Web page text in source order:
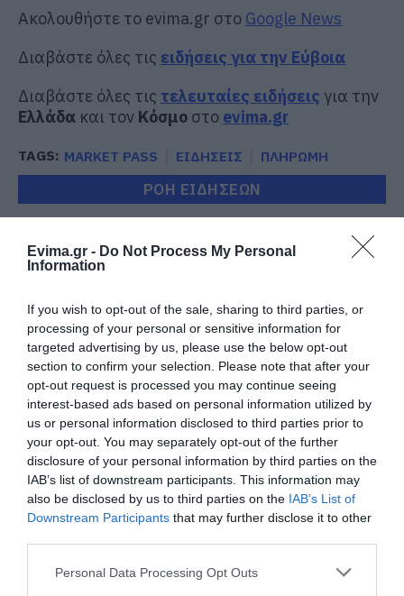
Evima.gr - Do Not Process My Personal
Information
If you wish to opt-out of the sale, sharing to third parties, or
processing of your personal or sensitive information for
targeted advertising by us, please use the below opt-out
section to confirm your selection. Please note that after your
opt-out request is processed you may continue seeing
interest-based ads based on personal information utilized by
us or personal information disclosed to third parties prior to
your opt-out. You may separately opt-out of the further
disclosure of your personal information by third parties on the
IAB’s list of downstream participants. This information may
also be disclosed by us to third parties on the IAB’s List of
Downstream Participants that may further disclose it to other
Please note that this website/app uses one or more Google
Personal Data Processing Opt Outs
Ακολουθήστε το evima.gr στο Google News
Διαβάστε όλες τις ειδήσεις για την Εύβοια
Διαβάστε όλες τις τελευταίες ειδήσεις για την
Ελλάδα και τον Κόσμο στο evima.gr
TAGS: MARKET PASS ΕΙΔΗΣΕΙΣ ΠΛΗΡΩΜΗ
ΡΟΗ ΕΙΔΗΣΕΩΝ
ιστορικών γκολ του Μαραντόνα
08.08.2026 | 18:40
Αγανάκτηση σε χωριό της
Εύβοιας: Μένουν κάθε μέρα χωρίς
νερό – Σοβαρή καταγγελία
08.08.2026 | 18:20
Αγροτικές ενισχύσεις: Ποιοι θα
λάβουν νωρίτερα τις
προκαταβολές
08.08.2026 | 18:00
Σε πελάγη ευτυχίας
αντιδήμαρχος στην Εύβοια! Έγινε
για τρίτη φορά παππούς!
08.08.2026 | 17:40